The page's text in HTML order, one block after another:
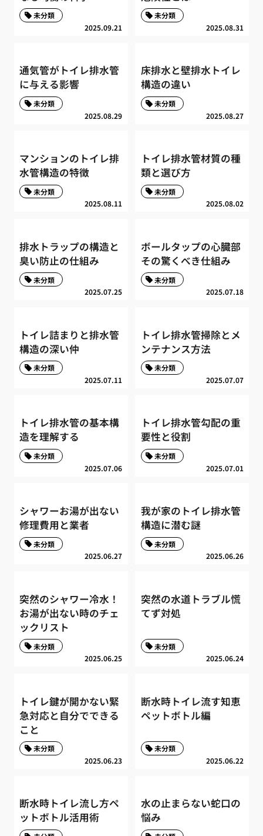
2025.09.21
未分類
2025.08.31
未分類
通気管がトイレ排水管
に与える影響
2025.08.29
未分類
床排水と壁排水トイレ
構造の違い
2025.08.27
未分類
マンションのトイレ排
水管構造の特徴
2025.08.11
未分類
トイレ排水管材質の種
類と選び方
2025.08.02
未分類
排水トラップの構造と
臭い防止の仕組み
2025.07.25
未分類
ボールタップの心臓部
その驚くべき仕組み
2025.07.18
未分類
トイレ詰まりと排水管
構造の深い仲
2025.07.11
未分類
トイレ排水管掃除とメ
ンテナンス方法
2025.07.07
未分類
トイレ排水管の基本構
造を理解する
2025.07.06
未分類
トイレ排水管勾配の重
要性と役割
2025.07.01
未分類
シャワーお湯が出ない
修理費用と業者
2025.06.27
未分類
我が家のトイレ排水管
構造に潜む謎
2025.06.26
未分類
突然のシャワー冷水！
お湯が出ない時のチェ
ックリスト
2025.06.25
未分類
突然の水道トラブル慌
てず対処
2025.06.24
未分類
トイレ鍵が開かない緊
急対応と自分でできる
こと
2025.06.23
未分類
断水時トイレ流す知恵
ペットボトル編
2025.06.22
未分類
断水時トイレ流し方ペ
ットボトル活用術
水の止まらない蛇口の
悩み